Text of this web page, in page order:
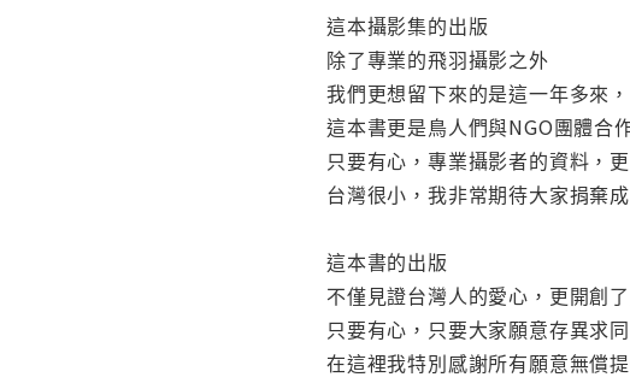
這本攝影集的出版
除了專業的飛羽攝影之外
我們更想留下來的是這一年多來
這本書更是鳥人們與NGO團體合
只要有心，專業攝影者的資料，
台灣很小，我非常期待大家捐棄
這本書的出版
不僅見證台灣人的愛心，更開創
只要有心，只要大家願意存異求
在這裡我特別感謝所有願意無償